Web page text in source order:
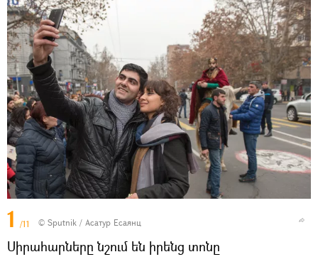
1 /11 © Sputnik / Асатур Есаянц
Սիրահարները նշում են իրենց տոնը